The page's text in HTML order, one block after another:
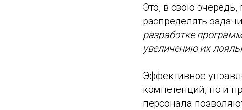
Это, в свою
распределять
разработке
увеличению их
Эффективное
компетенций, но и
персонала